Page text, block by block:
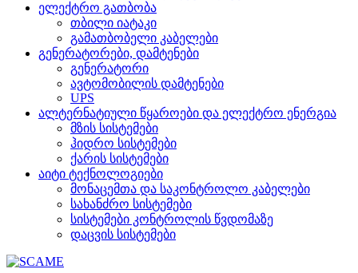
ელექტრო გათბობა
თბილი იატაკი
გამათბობელი კაბელები
გენერატორები, დამტენები
გენერატორი
ავტომობილის დამტენები
UPS
ალტერნატიული წყაროები და ელექტრო ენერგია
მზის სისტემები
ჰიდრო სისტემები
ქარის სისტემები
აიტი ტექნოლოგიები
მონაცემთა და საკონტროლო კაბელები
სახანძრო სისტემები
სისტემები კონტროლის წვდომაზე
დაცვის სისტემები